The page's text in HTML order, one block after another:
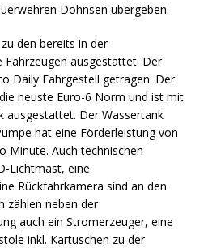
Dohnsen übergeben.
den bereits in der
ausgestattet. Der
Daily Fahrgestell getragen. Der
neuste Euro-6 Norm und ist mit
ausgestattet. Der Wassertank
hat eine Förderleistung von
Minute. Auch technischen
Lichtmast, eine
Rückfahrkamera sind an den
zählen neben der
auch ein Stromerzeuger, eine
inkl. Kartuschen zu der